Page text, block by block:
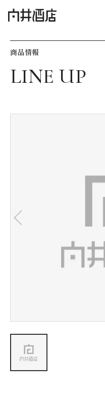
飲食店経
お気に入り機
会社情報
商品情報